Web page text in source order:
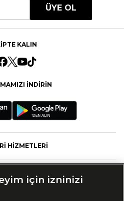
ÜYE OL
KALIN
İNDİRİN
HİZMETLERİ
için izninizi